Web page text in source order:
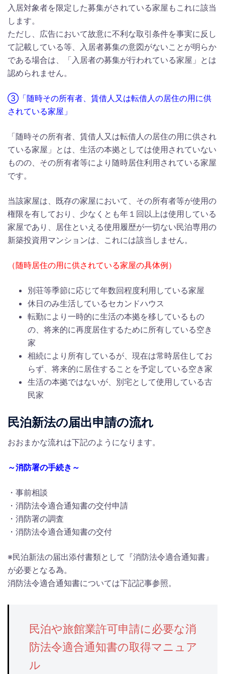
入居対象者を限定した募集がされている家屋もこれに該当
します。
ただし、広告において故意に不利な取引条件を事実に反し
て記載している等、入居者募集の意図がないことが明らか
である場合は、「入居者の募集が行われている家屋」とは
認められません。
③「随時その所有者、賃借人又は転借人の居住の用に供
されている家屋」
「随時その所有者、賃借人又は転借人の居住の用に供され
ている家屋」とは、生活の本拠としては使用されていない
ものの、その所有者等により随時居住利用されている家屋
です。
当該家屋は、既存の家屋において、その所有者等が使用の
権限を有しており、少なくとも年１回以上は使用している
家屋であり、居住といえる使用履歴が一切ない民泊専用の
新築投資用マンションは、これには該当しません。
（随時居住の用に供されている家屋の具体例）
別荘等季節に応じて年数回程度利用している家屋
休日のみ生活しているセカンドハウス
転勤により一時的に生活の本拠を移しているもの
の、将来的に再度居住するために所有している空き
家
相続により所有しているが、現在は常時居住してお
らず、将来的に居住することを予定している空き家
生活の本拠ではないが、別宅として使用している古
民家
民泊新法の届出申請の流れ
おおまかな流れは下記のようになります。
～消防署の手続き～
・事前相談
・消防法令適合通知書の交付申請
・消防署の調査
・消防法令適合通知書の交付
※民泊新法の届出添付書類として『消防法令適合通知書』
が必要となる為。
消防法令適合通知書については下記記事参照。
民泊や旅館業許可申請に必要な消
防法令適合通知書の取得マニュア
ル